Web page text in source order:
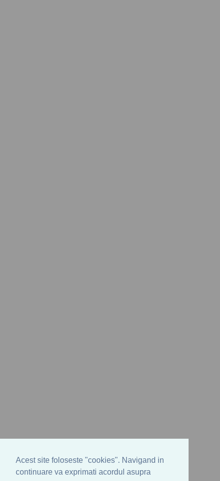
Acest site foloseste "cookies". Navigand in
continuare va exprimati acordul asupra